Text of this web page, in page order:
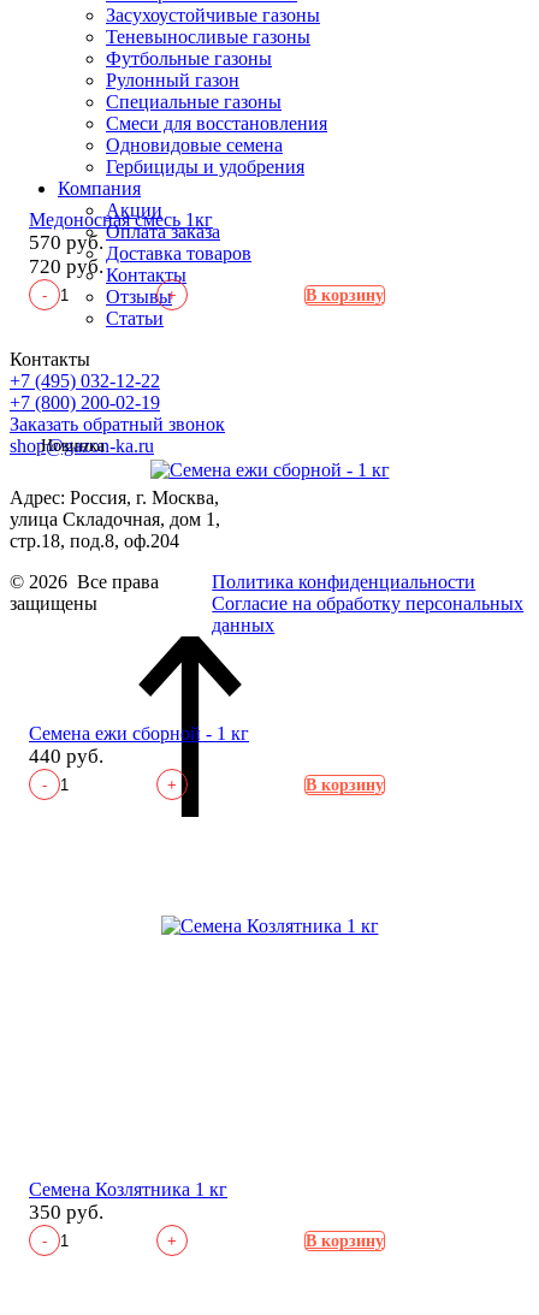
Медоносная смесь 1кг
570 руб.
720 руб.
- + В корзину
Новинка
Семена ежи сборной - 1 кг
440 руб.
- + В корзину
Семена Козлятника 1 кг
350 руб.
- + В корзину
Засухоустойчивые газоны
Теневыносливые газоны
Футбольные газоны
Рулонный газон
Специальные газоны
Смеси для восстановления
Одновидовые семена
Гербициды и удобрения
Компания
Акции
Оплата заказа
Доставка товаров
Контакты
Отзывы
Статьи
Контакты
+7 (495) 032-12-22
+7 (800) 200-02-19
Заказать обратный звонок
shop@gazon-ka.ru
Адрес: Россия, г. Москва,
улица Складочная, дом 1,
стр.18, под.8, оф.204
© 2026 Все права
защищены
Политика конфиденциальности
Согласие на обработку персональных
данных